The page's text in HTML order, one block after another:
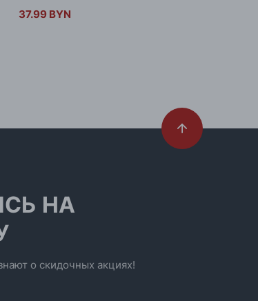
37.99 BYN
НА
о скидочных акциях!